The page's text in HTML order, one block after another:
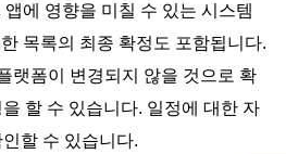
에 영향을 미칠 수 있는 시스템
목록의 최종 확정도 포함됩니다.
랫폼이 변경되지 않을 것으로 확
할 수 있습니다. 일정에 대한 자
할 수 있습니다.